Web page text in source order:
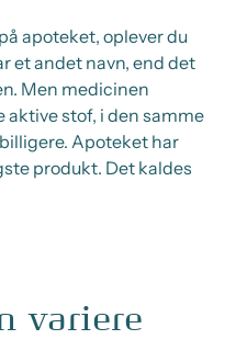
apoteket, oplever du
et andet navn, end det
Men medicinen
stof, i den samme
Apoteket har
produkt. Det kaldes
variere